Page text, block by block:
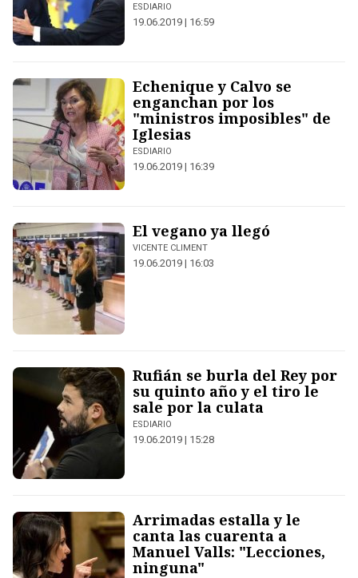
ESDIARIO
19.06.2019 | 16:59
Echenique y Calvo se
enganchan por los
"ministros imposibles" de
Iglesias
ESDIARIO
19.06.2019 | 16:39
El vegano ya llegó
VICENTE CLIMENT
19.06.2019 | 16:03
Rufián se burla del Rey por
su quinto año y el tiro le
sale por la culata
ESDIARIO
19.06.2019 | 15:28
Arrimadas estalla y le
canta las cuarenta a
Manuel Valls: "Lecciones,
ninguna"